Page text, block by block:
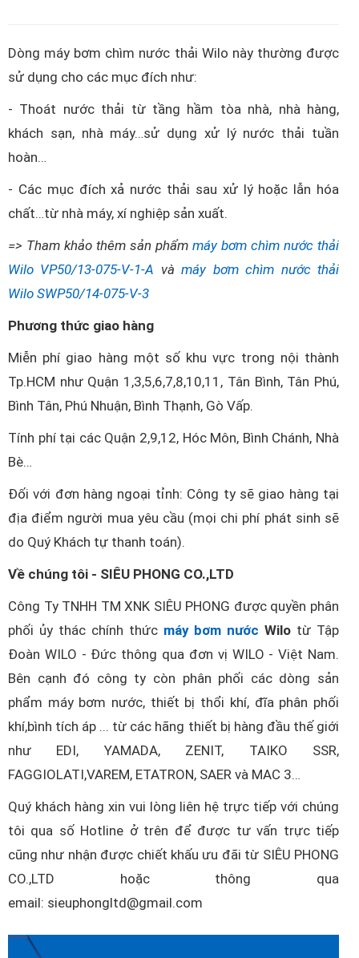
Dòng máy bơm chìm nước thải Wilo này thường được
sử dụng cho các mục đích như:
- Thoát nước thải từ tầng hầm tòa nhà, nhà hàng,
khách sạn, nhà máy…sử dụng xử lý nước thải tuần
hoàn…
- Các mục đích xả nước thải sau xử lý hoặc lẫn hóa
chất…từ nhà máy, xí nghiệp sản xuất.
=> Tham khảo thêm sản phẩm máy bơm chìm nước thải
Wilo VP50/13-075-V-1-A vàmáy bơm chìm nước thải
Wilo SWP50/14-075-V-3
Phương thức giao hàng
Miễn phí giao hàng một số khu vực trong nội thành
Tp.HCM như Quận 1,3,5,6,7,8,10,11, Tân Bình, Tân Phú,
Bình Tân, Phú Nhuận, Bình Thạnh, Gò Vấp.
Tính phí tại các Quận 2,9,12, Hóc Môn, Bình Chánh, Nhà
Bè…
Đối với đơn hàng ngoại tỉnh: Công ty sẽ giao hàng tại
địa điểm người mua yêu cầu (mọi chi phí phát sinh sẽ
do Quý Khách tự thanh toán).
Về chúng tôi - SIÊU PHONG CO.,LTD
Công Ty TNHH TM XNK SIÊU PHONG được quyền phân
phối ủy thác chính thức máy bơm nước Wilo từ Tập
Đoàn WILO - Đức thông qua đơn vị WILO - Việt Nam.
Bên cạnh đó công ty còn phân phối các dòng sản
phẩm máy bơm nước, thiết bị thổi khí, đĩa phân phối
khí,bình tích áp ... từ các hãng thiết bị hàng đầu thế giới
như EDI, YAMADA, ZENIT, TAIKO SSR,
FAGGIOLATI,VAREM, ETATRON, SAER và MAC 3…
Quý khách hàng xin vui lòng liên hệ trực tiếp với chúng
tôi qua số Hotline ở trên để được tư vấn trực tiếp
cũng như nhận được chiết khấu ưu đãi từ SIÊU PHONG
CO.,LTD hoặc thông qua
email: sieuphongltd@gmail.com